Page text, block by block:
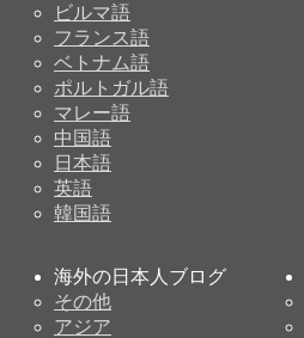
ビルマ語
フランス語
ベトナム語
ポルトガル語
マレー語
中国語
日本語
英語
韓国語
海外の日本人ブログ
その他
アジア